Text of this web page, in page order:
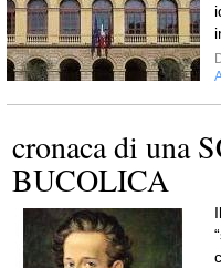
cronaca di una
BUCOLICA